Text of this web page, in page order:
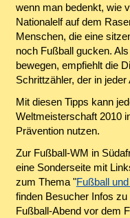
wenn man bedenkt, wie
Nationalelf auf dem
Menschen, die eine
noch Fußball gucken.
bewegen, empfiehlt die
Schrittzähler, der in
Mit diesen Tipps kann
Weltmeisterschaft 2010
Prävention nutzen.
Zur Fußball-WM in
eine Sonderseite mit
zum Thema "Fußball
finden Besucher Infos
Fußball-Abend vor dem